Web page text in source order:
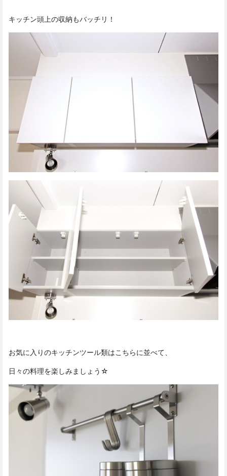
キッチン頭上の収納もバッチリ！
お気に入りのキッチンツール類はこちらに並べて、
日々の料理を楽しみましょう☆